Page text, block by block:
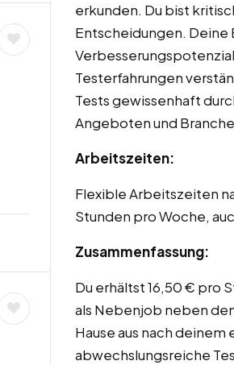
erkunden. Du bist
Entscheidungen.
Testerfahrungen
Tests gewissenhaft
Angeboten und
Arbeitszeiten:
Flexible Arbeitszeiten
Stunden pro Woche,
Zusammenfassung:
Du erhältst 16,50 € pro
als Nebenjob neben
Hause aus nach
abwechslungsreiche